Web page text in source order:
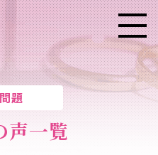
メニ
題
声一覧